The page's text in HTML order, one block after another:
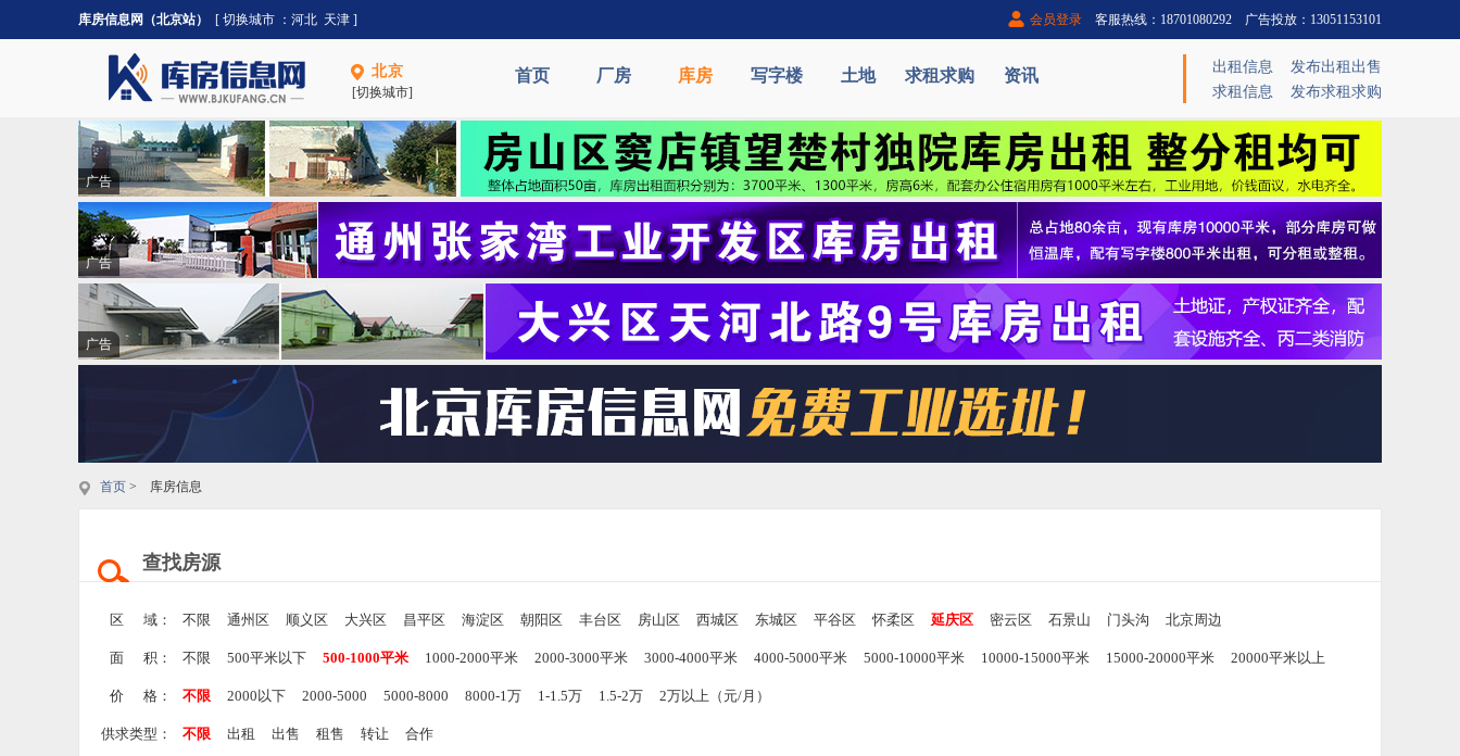
库房信息网（北京站） [ 切换城市 ： 河北 天津 ] 会员登录 客服热线：18701080292 广告投放：13051153101
北京
[切换城市]
首页 厂房 库房 写字楼 土地 求租求购 资讯 出租信息
发布出租出售
求租信息
发布求租求购
广告
广告
广告
首页 > 库房信息
查找房源
区 域： 不限 通州区 顺义区 大兴区 昌平区 海淀区 朝阳区 丰台区 房山区 西城区 东城区 平谷区 怀柔区 延庆区 密云区 石景山 门头沟 北京周边
面 积： 不限 500平米以下 500-1000平米 1000-2000平米 2000-3000平米 3000-4000平米 4000-5000平米 5000-10000平米 10000-15000平米 15000-20000平米 20000平米以上
价 格： 不限 2000以下 2000-5000 5000-8000 8000-1万 1-1.5万 1.5-2万 2万以上（元/月）
供求类型： 不限 出租 出售 租售 转让 合作